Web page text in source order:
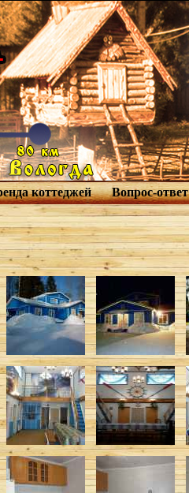
коттеджей Вопрос-ответ